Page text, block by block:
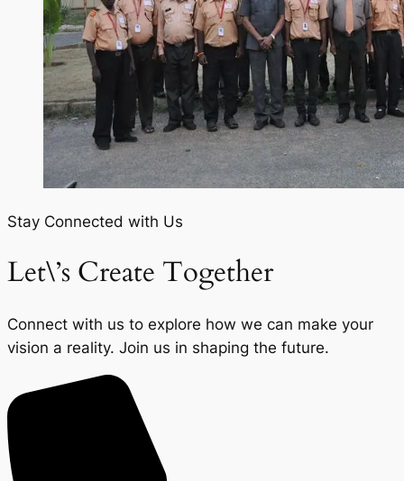
Stay Connected with Us
Let\’s Create Together
Connect with us to explore how we can make your
vision a reality. Join us in shaping the future.